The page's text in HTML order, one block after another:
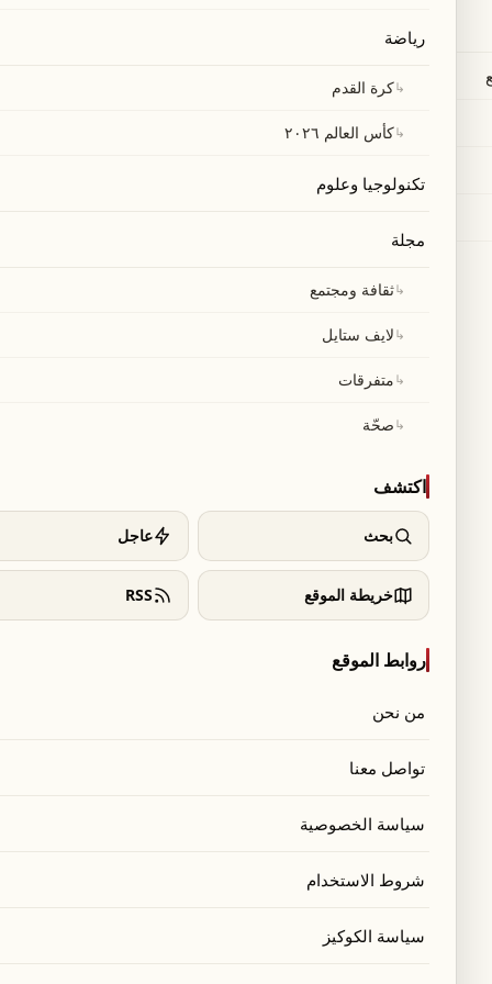
رياضة
↳كرة القدم
↳كأس العالم ٢٠٢٦
تكنولوجيا وعلوم
مجلة
↳ثقافة ومجتمع
↳لايف ستايل
↳متفرقات
↳صحّة
اكتشف
بحث عاجل
خريطة الموقع RSS
روابط الموقع
من نحن
تواصل معنا
سياسة الخصوصية
شروط الاستخدام
سياسة الكوكيز